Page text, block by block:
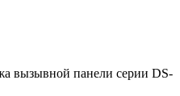
вызывной панели серии DS-